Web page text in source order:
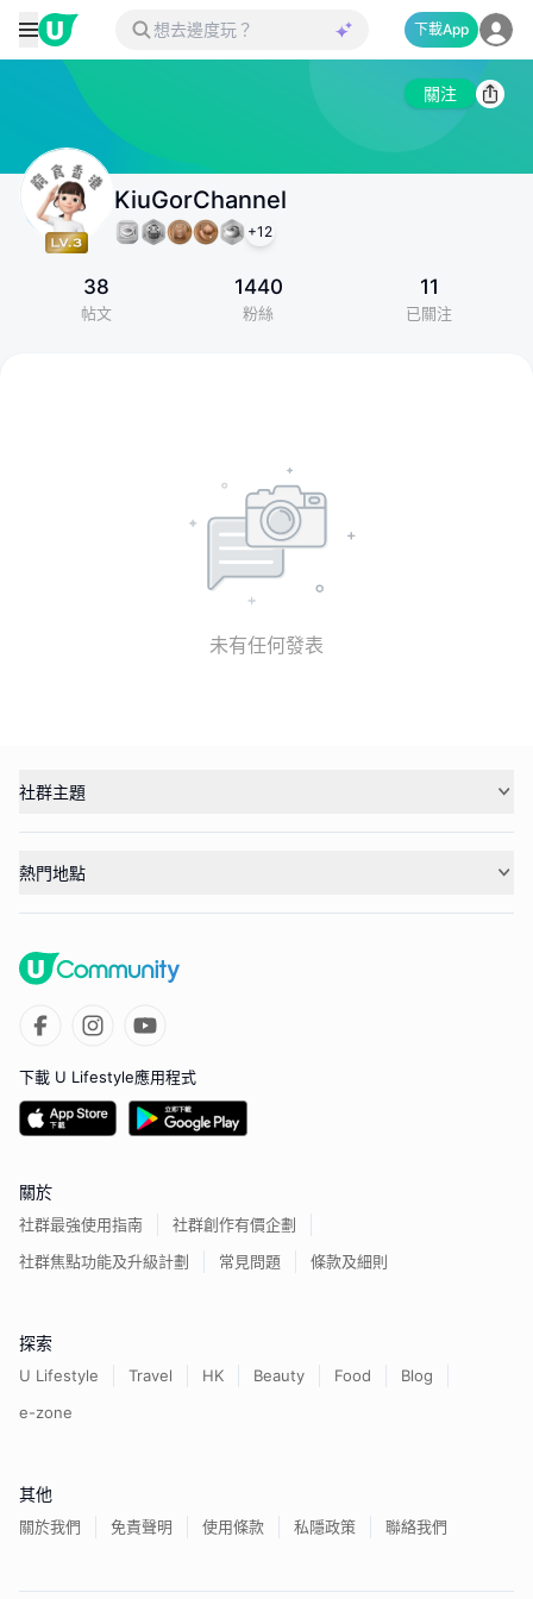
下載App
關注
KiuGorChannel
+12
38
帖文
1440
粉絲
11
已關注
未有任何發表
社群主題
熱門地點
下載 U Lifestyle應用程式
關於
社群最強使用指南
社群創作有價企劃
社群焦點功能及升級計劃
常見問題 條款及細則
探索
U Lifestyle Travel HK Beauty Food
Blog
e-zone
其他
關於我們 免責聲明 使用條款 私隱政策 聯絡我們